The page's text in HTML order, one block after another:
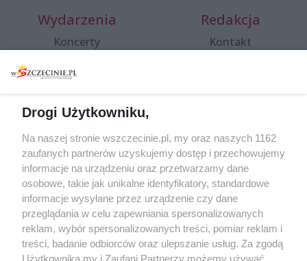
Wydarzenia
Koncerty
Spacery i oprowadzania
targi
Wernisaże
Więcej
Redakcja
Kontakt
Specjalny koncert z okazji
20. urodzin portalu
wSzczecinie.pl
Regulamin konkursów
śniadaniówka "Hej
Szczecin! Jest piątek!"
Drogi Użytkowniku,
Na naszej stronie wszczecinie.pl, my oraz naszych 1162
zaufanych partnerów uzyskujemy dostęp i przechowujemy
informacje na urządzeniu oraz przetwarzamy dane
osobowe, takie jak unikalne identyfikatory, standardowe
informacje wysyłane przez urządzenie czy dane
przeglądania w celu zapewniania spersonalizowanych
reklam, wybór spersonalizowanych treści, pomiar reklam i
treści, badanie odbiorców oraz ulepszanie usług. Za zgodą
Użytkownika my i Zaufani Partnerzy możemy używać